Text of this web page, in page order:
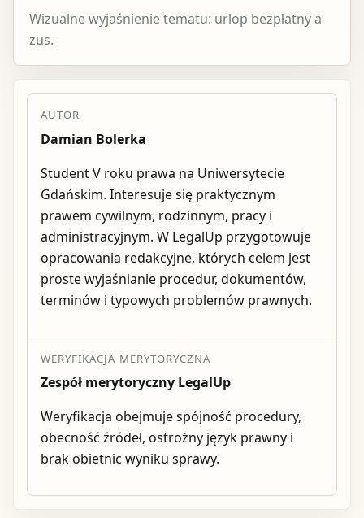
Wizualne wyjaśnienie tematu: urlop bezpłatny a
zus.
AUTOR
Damian Bolerka
Student V roku prawa na Uniwersytecie
Gdańskim. Interesuje się praktycznym
prawem cywilnym, rodzinnym, pracy i
administracyjnym. W LegalUp przygotowuje
opracowania redakcyjne, których celem jest
proste wyjaśnianie procedur, dokumentów,
terminów i typowych problemów prawnych.
WERYFIKACJA MERYTORYCZNA
Zespół merytoryczny LegalUp
Weryfikacja obejmuje spójność procedury,
obecność źródeł, ostrożny język prawny i
brak obietnic wyniku sprawy.